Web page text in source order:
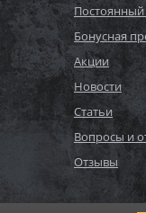
Polygroup,
бассейн
17203л...
Экономия
Постоянный
Бонусная
Акции
Новости
Статьи
Вопросы и
Отзывы